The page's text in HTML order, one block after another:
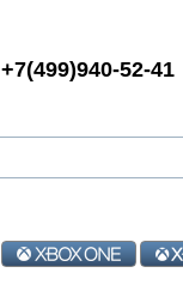
+7(499)940-52-41